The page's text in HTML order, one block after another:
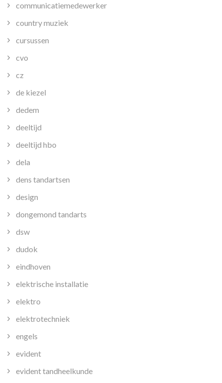
communicatiemedewerker
country muziek
cursussen
cvo
cz
de kiezel
dedem
deeltijd
deeltijd hbo
dela
dens tandartsen
design
dongemond tandarts
dsw
dudok
eindhoven
elektrische installatie
elektro
elektrotechniek
engels
evident
evident tandheelkunde